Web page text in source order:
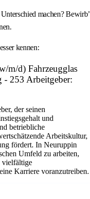
machen? Bewirb’
kennen:
m/d) Fahrzeugglas
- 253 Arbeitgeber:
der seinen
und
betriebliche
Arbeitskultur,
fördert. In Neuruppin
Umfeld zu arbeiten,
vielfältige
Karriere voranzutreiben.